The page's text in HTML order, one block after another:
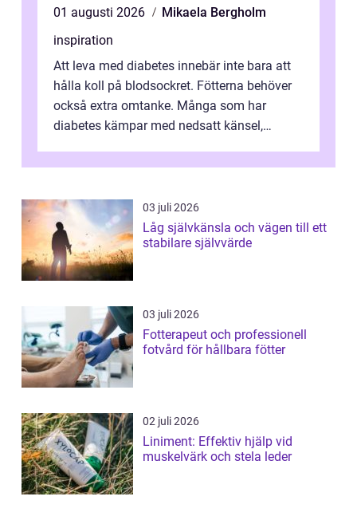
01 augusti 2026
Mikaela Bergholm
inspiration
Att leva med diabetes innebär inte bara att
hålla koll på blodsockret. Fötterna behöver
också extra omtanke. Många som har
diabetes kämpar med nedsatt känsel,
läknings...
03 juli 2026
Låg självkänsla och vägen till ett
stabilare självvärde
03 juli 2026
Fotterapeut och professionell
fotvård för hållbara fötter
02 juli 2026
Liniment: Effektiv hjälp vid
muskelvärk och stela leder